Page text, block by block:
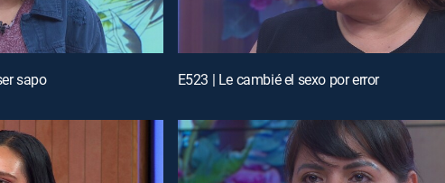
sapo E523 | Le cambié el sexo por error